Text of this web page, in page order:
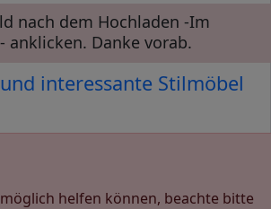
nach dem Hochladen -Im
anklicken. Danke vorab.
interessante Stilmöbel
helfen können, beachte bitte